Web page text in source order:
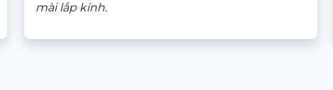
mài lắp kính.